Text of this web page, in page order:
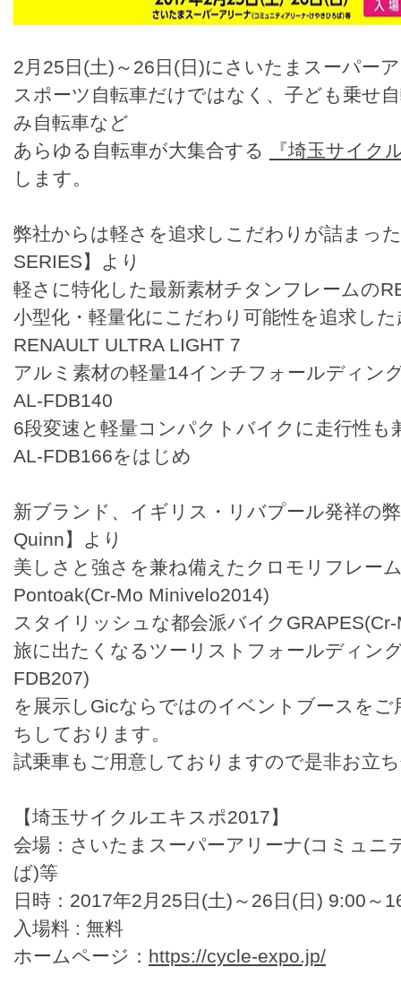
2月25日(土)～26日(日)にさいたまスーパー
スポーツ自転車だけではなく、子ども乗せ
み自転車など
あらゆる自転車が大集合する
『埼玉サイク
します。
弊社からは軽さを追求しこだわりが詰まっ
SERIES】より
軽さに特化した最新素材チタンフレームの
小型化・軽量化にこだわり可能性を追求し
RENAULT ULTRA LIGHT 7
アルミ素材の軽量14インチフォールディン
AL-FDB140
6段変速と軽量コンパクトバイクに走行性も
AL-FDB166をはじめ
新ブランド、イギリス・リバプール発祥の
Quinn】より
美しさと強さを兼ね備えたクロモリフレー
Pontoak(Cr-Mo Minivelo2014)
スタイリッシュな都会派バイク
旅に出たくなるツーリストフォールディン
FDB207)
を展示しGicならではのイベントブースを
ちしております。
試乗車もご用意しておりますので是非お立
【埼玉サイクルエキスポ2017】
会場：さいたまスーパーアリーナ(コミュニ
ば)等
日時：2017年2月25日(土)～26日(日) 9:00～
入場料 : 無料
ホームページ： https://cycle-expo.jp/